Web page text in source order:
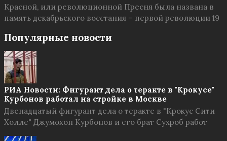
Красной, или революционной Пресня была названа в
память декабрьского восстания – первой революции 19
Популярные новости
РИА Новости: Фигурант дела о теракте в "Крокусе"
Курбонов работал на стройке в Москве
Двенадцатый фигурант дела о теракте в "Крокус Сити
Холле" Джумохон Курбонов и его брат Сухроб работ